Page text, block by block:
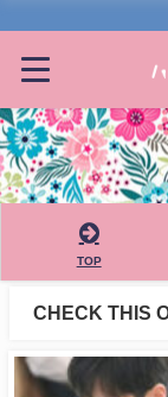
TOP
CHECK THIS